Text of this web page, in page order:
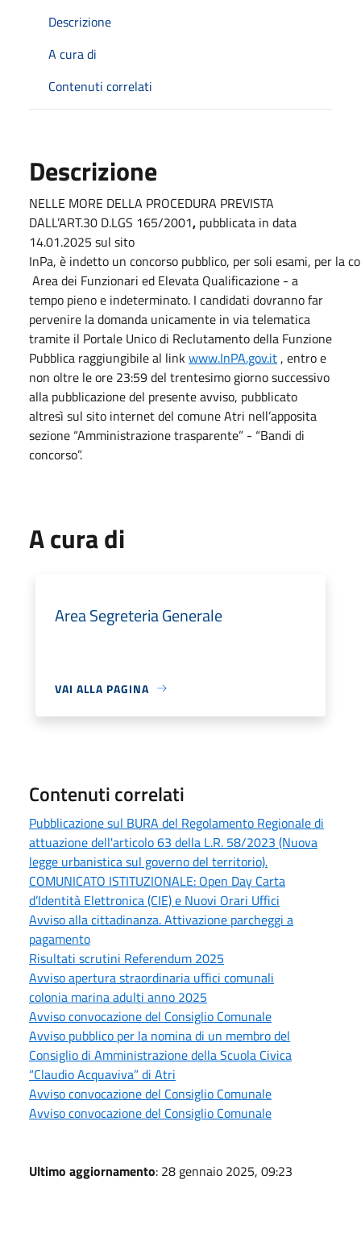
Descrizione
A cura di
Contenuti correlati
Descrizione
NELLE MORE DELLA PROCEDURA PREVISTA
DALL’ART.30 D.LGS 165/2001, pubblicata in data
14.01.2025 sul sito
InPa, è indetto un concorso pubblico, per soli esami, per la
Area dei Funzionari ed Elevata Qualificazione - a
tempo pieno e indeterminato. I candidati dovranno far
pervenire la domanda unicamente in via telematica
tramite il Portale Unico di Reclutamento della Funzione
Pubblica raggiungibile al linkwww.InPA.gov.it , entro e
non oltre le ore 23:59 del trentesimo giorno successivo
alla pubblicazione del presente avviso, pubblicato
altresì sul sito internet del comune Atri nell’apposita
sezione “Amministrazione trasparente” - “Bandi di
concorso”.
A cura di
Area Segreteria Generale
VAI ALLA PAGINA
Contenuti correlati
Pubblicazione sul BURA del Regolamento Regionale di
attuazione dell'articolo 63 della L.R. 58/2023 (Nuova
legge urbanistica sul governo del territorio).
COMUNICATO ISTITUZIONALE: Open Day Carta
d’Identità Elettronica (CIE) e Nuovi Orari Uffici
Avviso alla cittadinanza. Attivazione parcheggi a
pagamento
Risultati scrutini Referendum 2025
Avviso apertura straordinaria uffici comunali
colonia marina adulti anno 2025
Avviso convocazione del Consiglio Comunale
Avviso pubblico per la nomina di un membro del
Consiglio di Amministrazione della Scuola Civica
“Claudio Acquaviva” di Atri
Avviso convocazione del Consiglio Comunale
Avviso convocazione del Consiglio Comunale
Ultimo aggiornamento: 28 gennaio 2025, 09:23